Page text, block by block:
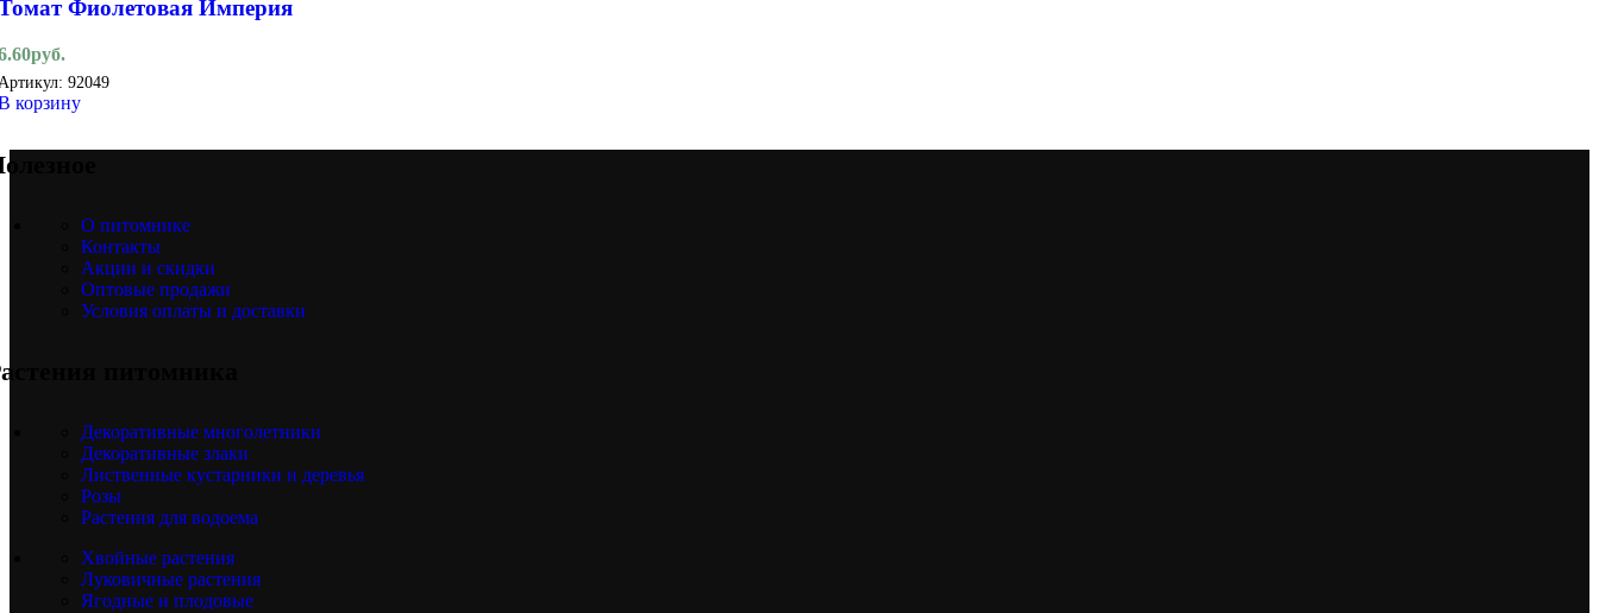
Фиолетовая Империя
руб.
92049
корзину
О питомнике
Контакты
Акции и скидки
Оптовые продажи
Условия оплаты и доставки
питомника
Декоративные многолетники
Декоративные злаки
Лиственные кустарники и деревья
Розы
Растения для водоема
Хвойные растения
Луковичные растения
Ягодные и плодовые